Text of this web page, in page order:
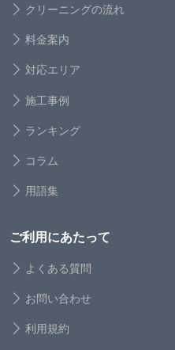
クリーニングの流れ
料金案内
対応エリア
施工事例
ランキング
コラム
用語集
ご利用にあたって
よくある質問
お問い合わせ
利用規約